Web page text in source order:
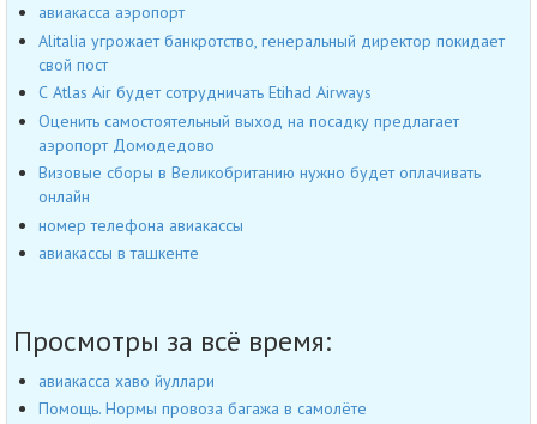
авиакасса аэропорт
Alitalia угрожает банкротство, генеральный директор покидает
свой пост
С Atlas Air будет сотрудничать Etihad Airways
Оценить самостоятельный выход на посадку предлагает
аэропорт Домодедово
Визовые сборы в Великобританию нужно будет оплачивать
онлайн
номер телефона авиакассы
авиакассы в ташкенте
Просмотры за всё время:
авиакасса хаво йуллари
Помощь. Нормы провоза багажа в самолёте